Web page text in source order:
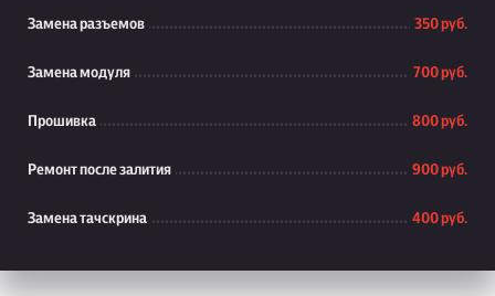
Замена разъемов 350 руб.
Замена модуля 700 руб.
Прошивка 800 руб.
Ремонт после залития 900 руб.
Замена тачскрина 400 руб.